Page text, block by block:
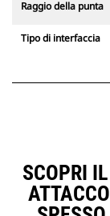
Raggio della punta
Tipo di interfaccia
SCOPRI